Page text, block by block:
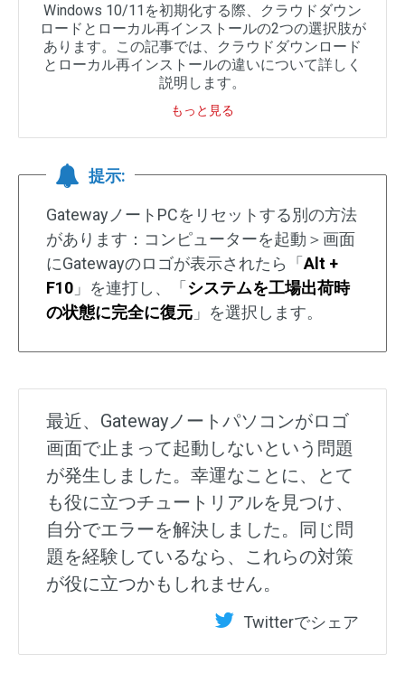
Windows 10/11を初期化する際、クラウドダウン
ロードとローカル再インストールの2つの選択肢が
あります。この記事では、クラウドダウンロード
とローカル再インストールの違いについて詳しく
説明します。
もっと見る
提示:
GatewayノートPCをリセットする別の方法
があります：コンピューターを起動＞画面
にGatewayのロゴが表示されたら「Alt +
F10 」を連打し、「システムを工場出荷時
の状態に完全に復元 」を選択します。
最近、Gatewayノートパソコンがロゴ
画面で止まって起動しないという問題
が発生しました。幸運なことに、とて
も役に立つチュートリアルを見つけ、
自分でエラーを解決しました。同じ問
題を経験しているなら、これらの対策
が役に立つかもしれません。
Twitterでシェア